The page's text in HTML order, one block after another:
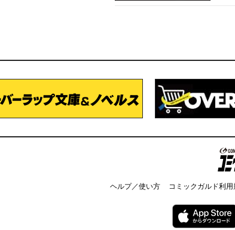
コ
ヘルプ／使い方 コミックガルド利用